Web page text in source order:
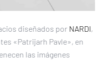
diseñados por NARDI,
«Patrijarh Pavle», en
las imágenes